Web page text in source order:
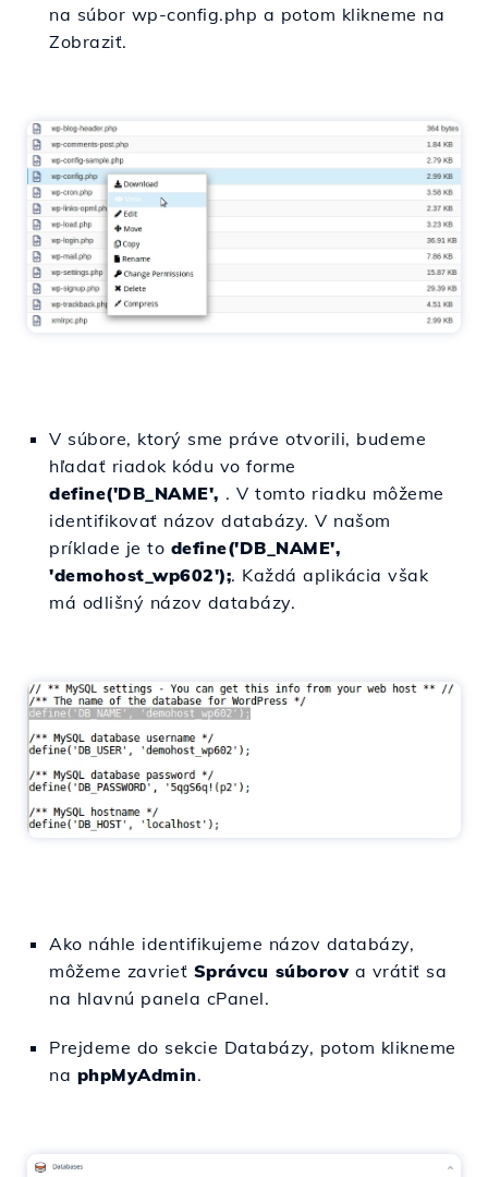
na súbor wp-config.php a potom klikneme na
Zobraziť.
V súbore, ktorý sme práve otvorili, budeme
hľadať riadok kódu vo forme
define('DB_NAME', . V tomto riadku môžeme
identifikovať názov databázy. V našom
príklade je to define('DB_NAME',
'demohost_wp602');. Každá aplikácia však
má odlišný názov databázy.
Ako náhle identifikujeme názov databázy,
môžeme zavrieť Správcu súborov a vrátiť sa
na hlavnú panela cPanel.
Prejdeme do sekcie Databázy, potom klikneme
na phpMyAdmin.